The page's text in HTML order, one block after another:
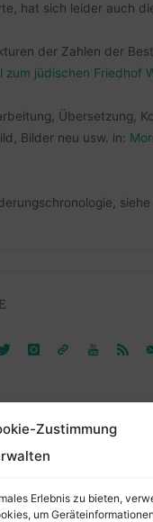
Zustimmung
Erlebnis zu bieten,
um
hat sich leider auch
der Zahlen der
zum jüdischen Friedhof
Übersetzung,
Bilder neu usw. in:
siehe